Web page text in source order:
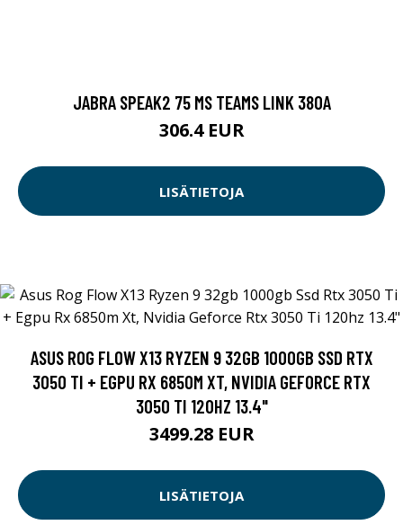
JABRA SPEAK2 75 MS TEAMS LINK 380A
306.4 EUR
LISÄTIETOJA
ASUS ROG FLOW X13 RYZEN 9 32GB 1000GB SSD RTX
3050 TI + EGPU RX 6850M XT, NVIDIA GEFORCE RTX
3050 TI 120HZ 13.4"
3499.28 EUR
LISÄTIETOJA